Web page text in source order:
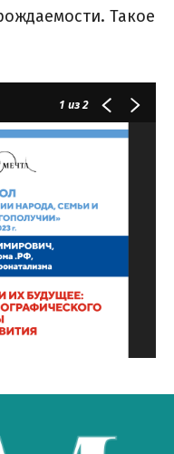
Такое
1 из 2